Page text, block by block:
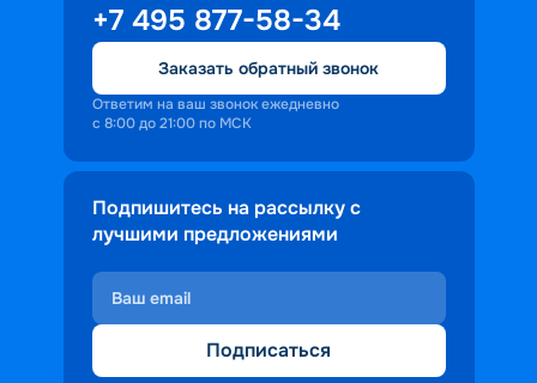
+7 495 877-58-34
Заказать обратный звонок
Ответим на ваш звонок ежедневно
с 8:00 до 21:00 по МСК
Подпишитесь на рассылку с
лучшими предложениями
Подписаться